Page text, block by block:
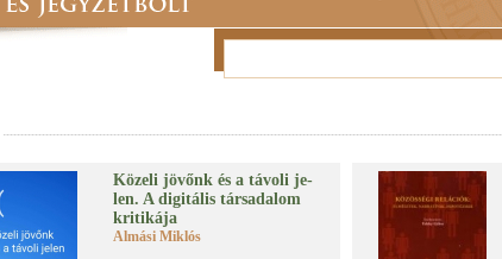
Kö­ze­li jö­vőnk és a tá­vo­li je­
len. A di­gi­tá­lis tár­sa­da­lom
kri­ti­ká­ja
Almási Miklós